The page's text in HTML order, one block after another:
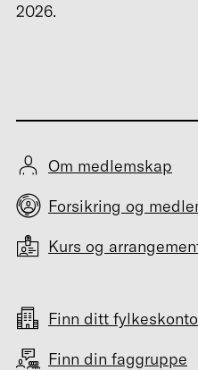
2026.
Om medlemskap
Forsikring og
Kurs og
Finn ditt
Finn din faggruppe